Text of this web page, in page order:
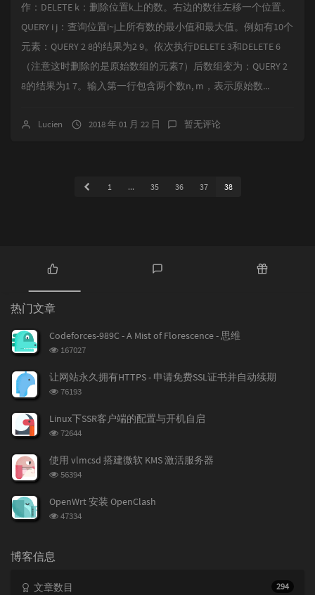
作：DELETE k：删除位置k上的数。右边的数往左移一个位置。
QUERY i j：查询位置i~j上所有数的最小值和最大值。例如有10个
元素：QUERY 2 8的结果为2 9。依次执行DELETE 3和DELETE 6
（注意这时删除的是原始数组的元素7）后数组变为：QUERY 2
8的结果为1 7。输入第一行包含两个数n, m，表示原始数...
Lucien 2018 年 01 月 22 日 暂无评论
1 ... 35 36 37 38
热
门
文
章
论
热门文章
Codeforces-989C - A Mist of Florescence - 思维
浏
次
数:
167027
让网站永久拥有HTTPS - 申请免费SSL证书并自动续期
浏
次
76193
Linux下SSR客户端的配置与开机自启
浏
次
数:
72644
使用 vlmcsd 搭建微软 KMS 激活服务器
浏
次
56394
OpenWrt 安装 OpenClash
浏
47334
博客信息
294
文章数目